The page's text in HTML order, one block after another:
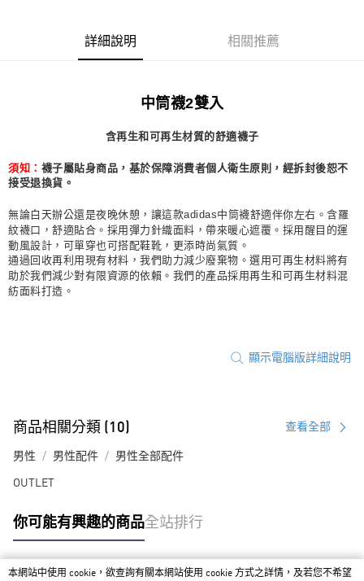
每筆NT$80，滿NT$1,500(含以上)免運費
每筆NT$80，滿NT$1,500(含以上)免運費
詳細說明 相關推薦
中筒襪2雙入
含再生和可再生材質的舒適襪子
須知： 襪子屬貼身商品，基於保障消費者個人衛生原則，經拆封後恕不
接受退換貨。
無論白天辦公還是夜晚休憩，讓這款adidas中筒襪舒適伴你左右。含羅
紋襪口，舒適貼合。採用彈力針織面料，帶來暖心遮覆。採用醒目的運
動風設計，可單穿也可搭配鞋靴，更添時尚氣質。
通過回收再利用現有材料，我們助力減少廢棄物。選用可再生材料將有
助於我們減少對有限資源的依賴。我們的產品採用再生和可再生材料混
紡面料打造。
顯示電腦版詳細說明
商品相關分類 (10) 查看全部
男性 男性配件 男性全部配件
OUTLET
你可能有興趣的商品全站排行
本網站中使用 cookie，欲查詢有關本網站使用 cookie 方式之詳情，及若您不希望